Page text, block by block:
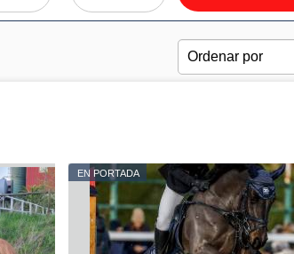
EN PORTADA